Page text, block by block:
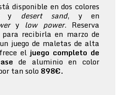
disponible en dos colores
desert sand, y en
y low power. Reserva
recibirla en marzo de
juego de maletas de alta
el juego completo de
de aluminio en color
tan solo 898€.